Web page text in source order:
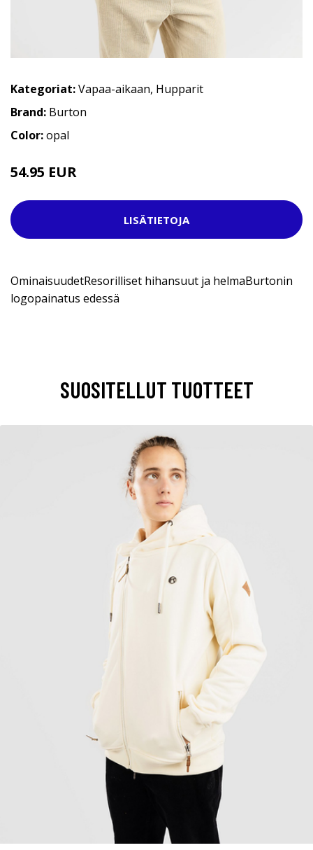
Kategoriat:Vapaa-aikaan, Hupparit
Brand: Burton
Color:opal
54.95 EUR
LISÄTIETOJA
OminaisuudetResorilliset hihansuut ja helmaBurtonin
logopainatus edessä
SUOSITELLUT TUOTTEET